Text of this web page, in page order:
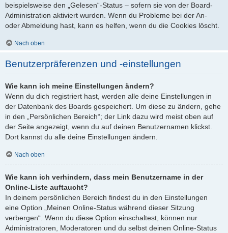
beispielsweise den „Gelesen“-Status – sofern sie von der Board-
Administration aktiviert wurden. Wenn du Probleme bei der An-
oder Abmeldung hast, kann es helfen, wenn du die Cookies löscht.
Nach oben
Benutzerpräferenzen und -einstellungen
Wie kann ich meine Einstellungen ändern?
Wenn du dich registriert hast, werden alle deine Einstellungen in
der Datenbank des Boards gespeichert. Um diese zu ändern, gehe
in den „Persönlichen Bereich“; der Link dazu wird meist oben auf
der Seite angezeigt, wenn du auf deinen Benutzernamen klickst.
Dort kannst du alle deine Einstellungen ändern.
Nach oben
Wie kann ich verhindern, dass mein Benutzername in der
Online-Liste auftaucht?
In deinem persönlichen Bereich findest du in den Einstellungen
eine Option „Meinen Online-Status während dieser Sitzung
verbergen“. Wenn du diese Option einschaltest, können nur
Administratoren, Moderatoren und du selbst deinen Online-Status